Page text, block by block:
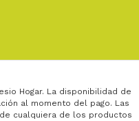
Hogar. La disponibilidad de
al momento del pago. Las
cualquiera de los productos